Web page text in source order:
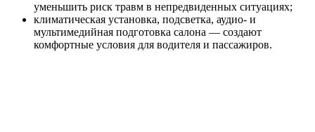
уменьшить риск травм в непредвиденных ситуациях;
климатическая установка, подсветка, аудио- и
мультимедийная подготовка салона — создают
комфортные условия для водителя и пассажиров.